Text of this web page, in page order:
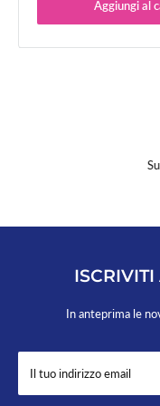
Per ordini superiori a
Aggiungi al
Su
In anteprima le
Il tuo indirizzo email